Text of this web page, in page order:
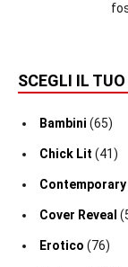
SCEGLI IL TUO
Bambini (65)
Chick Lit (41)
Contemporary
Cover Reveal
Erotico (76)